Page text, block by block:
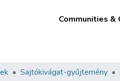
Communities
Sajtókivágat-gyűjtemény